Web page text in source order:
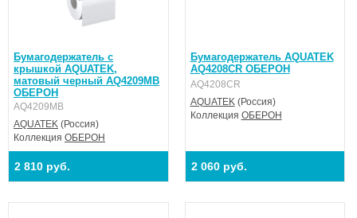
Бумагодержатель с
крышкой AQUATEK,
матовый черный AQ4209MB
ОБЕРОН
AQ4209MB
AQUATEK (Россия)
Коллекция ОБЕРОН
2 810 руб.
Бумагодержатель AQUATEK
AQ4208CR ОБЕРОН
AQ4208CR
AQUATEK(Россия)
Коллекция ОБЕРОН
2 060 руб.